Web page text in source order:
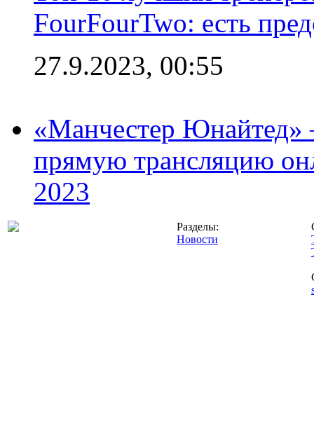
FourFourTwo: есть
27.9.2023, 00:55
«Манчестер Юнайтед»
прямую трансляцию
2023
Разделы:
Новости